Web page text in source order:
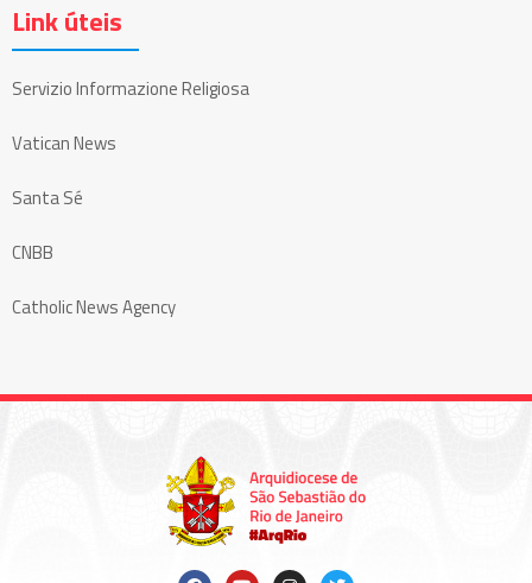
Link úteis
Servizio Informazione Religiosa
Vatican News
Santa Sé
CNBB
Catholic News Agency